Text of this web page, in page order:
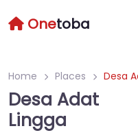
Onetoba
Home Places Desa
Desa Adat
Lingga